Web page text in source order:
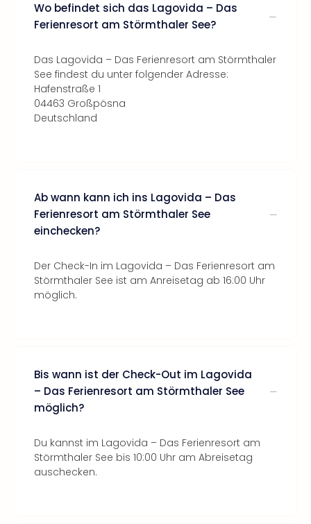
Wo befindet sich das Lagovida – Das
Ferienresort am Störmthaler See?
Das Lagovida – Das Ferienresort am Störmthaler
See findest du unter folgender Adresse:
Hafenstraße 1
04463 Großpösna
Deutschland
Ab wann kann ich ins Lagovida – Das
Ferienresort am Störmthaler See
einchecken?
Der Check-In im Lagovida – Das Ferienresort am
Störmthaler See ist am Anreisetag ab 16:00 Uhr
möglich.
Bis wann ist der Check-Out im Lagovida
– Das Ferienresort am Störmthaler See
möglich?
Du kannst im Lagovida – Das Ferienresort am
Störmthaler See bis 10:00 Uhr am Abreisetag
auschecken.